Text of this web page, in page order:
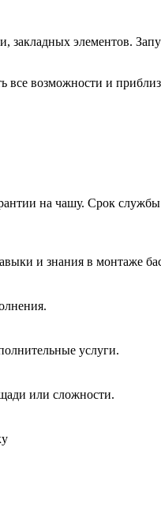
элементов.
возможности и
на чашу. Срок
и знания в монтаже
услуги.
или сложности.